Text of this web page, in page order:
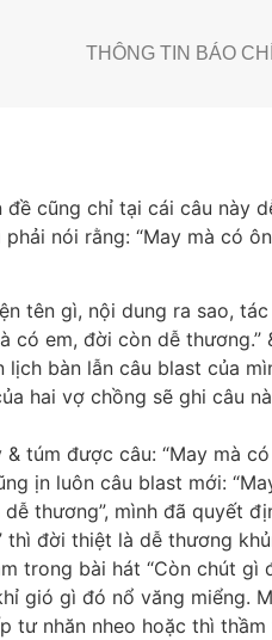
THÔNG TIN BÁO CHÍ
cũng chỉ tại cái câu này
nói rằng: “May mà có
tên gì, nội dung ra sao,
có em, đời còn dễ thương.”
bàn lẫn câu blast của
hai vợ chồng sẽ ghi câu
túm được câu: “May mà
ịn luôn câu blast mới:
thương”, mình đã quyết
đời thiệt là dễ thương
trong bài hát “Còn chút gì
gió gì đó nổ văng miểng.
nhăn nheo hoặc thì thầm